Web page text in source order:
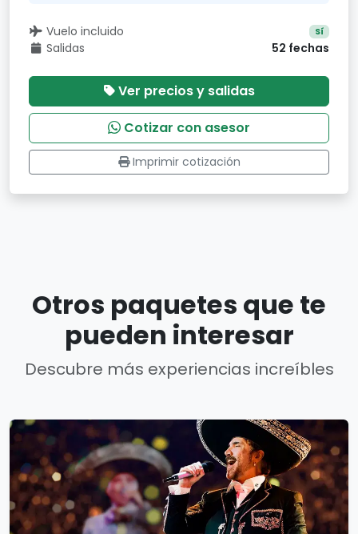
Vuelo incluido Sí
Salidas 52 fechas
Ver precios y salidas
Cotizar con asesor
Imprimir cotización
Otros paquetes que te
pueden interesar
Descubre más experiencias increíbles